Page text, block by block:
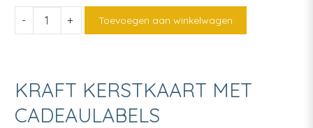
Kerst-
quantity
Toevoegen aan winkelwagen
KRAFT KERSTKAART MET
CADEAULABELS